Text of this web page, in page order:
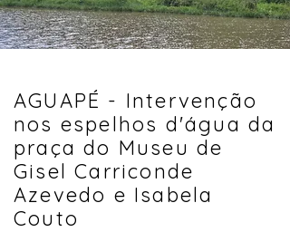
AGUAPÉ - Intervenção
nos espelhos d'água da
praça do Museu de
Gisel Carriconde
Azevedo e Isabela
Couto